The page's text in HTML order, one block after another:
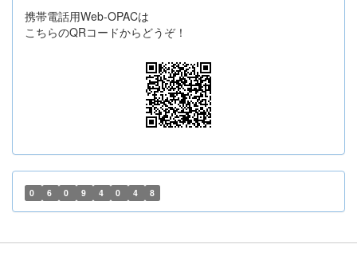
携帯電話用Web-OPACは
こちらのQRコードからどうぞ！
0 6 0 9 4 0 4 8